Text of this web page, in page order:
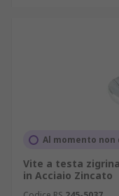
Al momento
Vite a testa
in Acciaio Zincato